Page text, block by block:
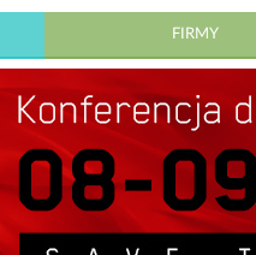
FIRMY